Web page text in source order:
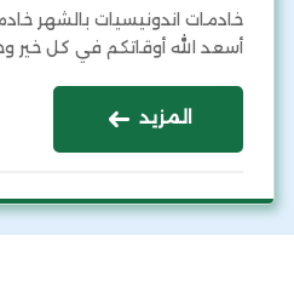
خادمات اندونيسيات بالشهر
أسعد الله أوقاتكم في كل خير
المزيد